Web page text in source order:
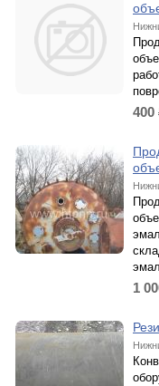
400
1